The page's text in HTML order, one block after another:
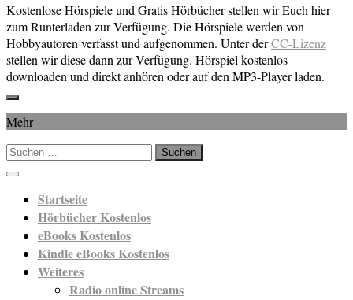
Kostenlose Hörspiele und Gratis Hörbücher stellen wir Euch hier
zum Runterladen zur Verfügung. Die Hörspiele werden von
Hobbyautoren verfasst und aufgenommen. Unter derCC-Lizenz
stellen wir diese dann zur Verfügung. Hörspiel kostenlos
downloaden und direkt anhören oder auf den MP3-Player laden.
Mehr
Suchen
nach:
Startseite
Hörbücher Kostenlos
eBooks Kostenlos
Kindle eBooks Kostenlos
Weiteres
Radio online Streams